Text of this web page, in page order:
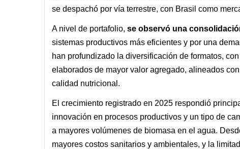
se despachó por vía terrestre, con Brasil como
A nivel de portafolio, se observó una
sistemas productivos más eficientes y por una
han profundizado la diversificación de formatos,
elaborados de mayor valor agregado, alineados
calidad nutricional.
El crecimiento registrado en 2025 respondió
innovación en procesos productivos y un tipo de
a mayores volúmenes de biomasa en el agua.
mayores costos sanitarios y ambientales, y la